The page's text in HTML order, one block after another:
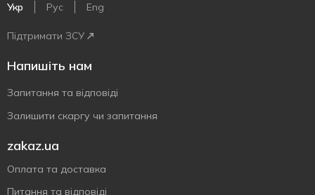
Укр Рус Eng
Підтримати ЗСУ
Напишіть нам
Запитання та відповіді
Залишити скаргу чи запитання
zakaz.ua
Оплата та доставка
Питання та відповіді